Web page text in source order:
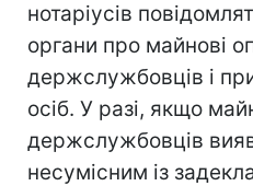
нотаріусів
органи про майнові
держслужбовців і
осіб. У разі, якщо
держслужбовців
несумісним із